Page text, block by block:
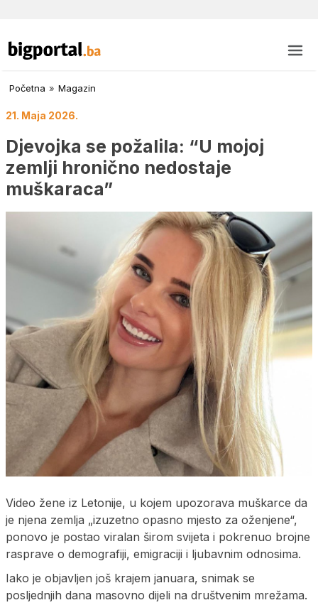
Početna » Magazin
21. Maja 2026.
Djevojka se požalila: “U mojoj
zemlji hronično nedostaje
muškaraca”
Video žene iz Letonije, u kojem upozorava muškarce da
je njena zemlja „izuzetno opasno mjesto za oženjene“,
ponovo je postao viralan širom svijeta i pokrenuo brojne
rasprave o demografiji, emigraciji i ljubavnim odnosima.
Iako je objavljen još krajem januara, snimak se
posljednjih dana masovno dijeli na društvenim mrežama.